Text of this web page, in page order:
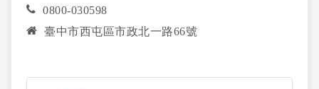
0800-030598
臺中市西屯區市政北一路66號